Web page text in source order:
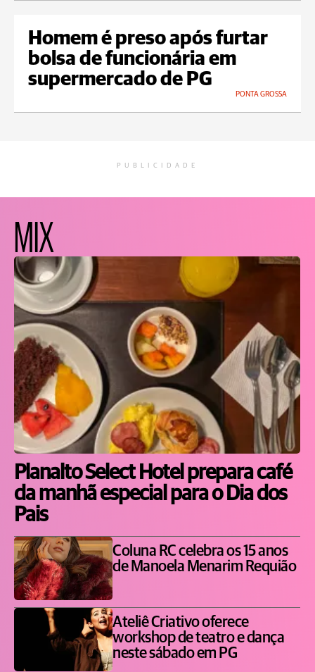
Homem é preso após furtar
bolsa de funcionária em
supermercado de PG
PONTA GROSSA
PUBLICIDADE
MIX
Planalto Select Hotel prepara café
da manhã especial para o Dia dos
Pais
Coluna RC celebra os 15 anos
de Manoela Menarim Requião
Ateliê Criativo oferece
workshop de teatro e dança
neste sábado em PG